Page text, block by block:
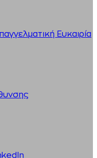
Ευκαιρία